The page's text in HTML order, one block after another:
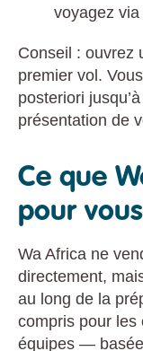
voyagez
Conseil : ouvrez
premier vol.
posteriori
présentation de
Ce que
pour vous
Wa Africa ne
directement,
au long de la
compris pour les
équipes —